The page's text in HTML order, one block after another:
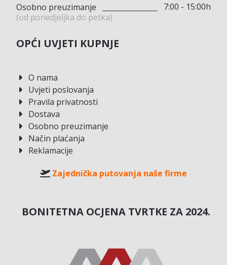
Osobno preuzimanje
(od ponedjeljka do petka)
7:00 - 15:00h
OPĆI UVJETI KUPNJE
O nama
Uvjeti poslovanja
Pravila privatnosti
Dostava
Osobno preuzimanje
Način plaćanja
Reklamacije
Zajednička putovanja naše firme
BONITETNA OCJENA TVRTKE ZA 2024.